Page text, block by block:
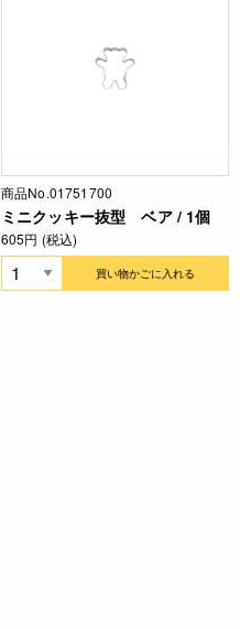
商品No.01751700
ミニクッキー抜型 ベア / 1個
605円 (税込)
買い物かごに入れる